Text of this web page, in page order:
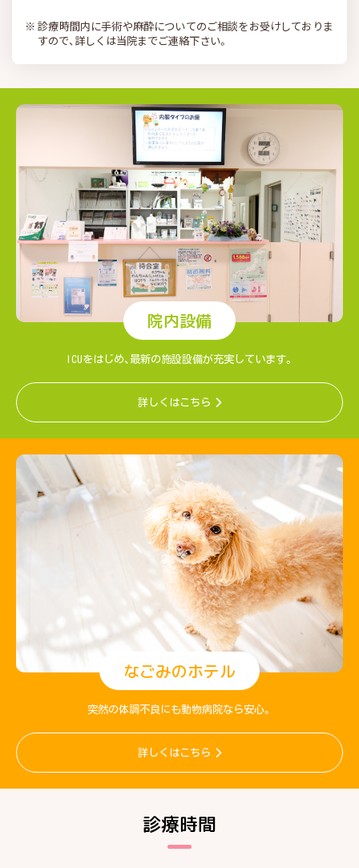
診療時間内に手術や麻酔についてのご相談をお受けしておりま
すので、詳しくは当院までご連絡下さい。
院内設備
ICUをはじめ、最新の施設設備が充実しています。
詳しくはこちら
なごみのホテル
突然の体調不良にも動物病院なら安心。
詳しくはこちら
診療時間